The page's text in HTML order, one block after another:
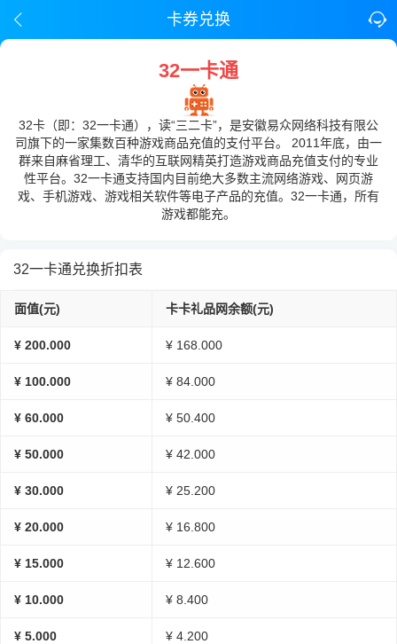
卡券兑换
32一卡通
32卡（即：32一卡通），读“三二卡”，是安徽易众网络科技有限公
司旗下的一家集数百种游戏商品充值的支付平台。 2011年底，由一
群来自麻省理工、清华的互联网精英打造游戏商品充值支付的专业
性平台。32一卡通支持国内目前绝大多数主流网络游戏、网页游
戏、手机游戏、游戏相关软件等电子产品的充值。32一卡通，所有
游戏都能充。
32一卡通兑换折扣表
面值(元) 卡卡礼品网余额(元)
¥ 200.000 ¥ 168.000
¥ 100.000 ¥ 84.000
¥ 60.000 ¥ 50.400
¥ 50.000 ¥ 42.000
¥ 30.000 ¥ 25.200
¥ 20.000 ¥ 16.800
¥ 15.000 ¥ 12.600
¥ 10.000 ¥ 8.400
¥ 5.000 ¥ 4.200